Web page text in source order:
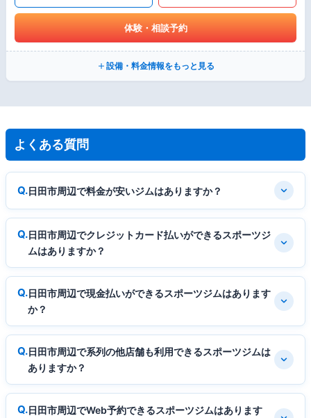
体験・相談予約
設備・料金情報をもっと見る
よくある質問
日田市周辺で料金が安いジムはありますか？
日田市周辺でクレジットカード払いができるスポーツジ
ムはありますか？
日田市周辺で現金払いができるスポーツジムはあります
か？
日田市周辺で系列の他店舗も利用できるスポーツジムは
ありますか？
日田市周辺でWeb予約できるスポーツジムはあります